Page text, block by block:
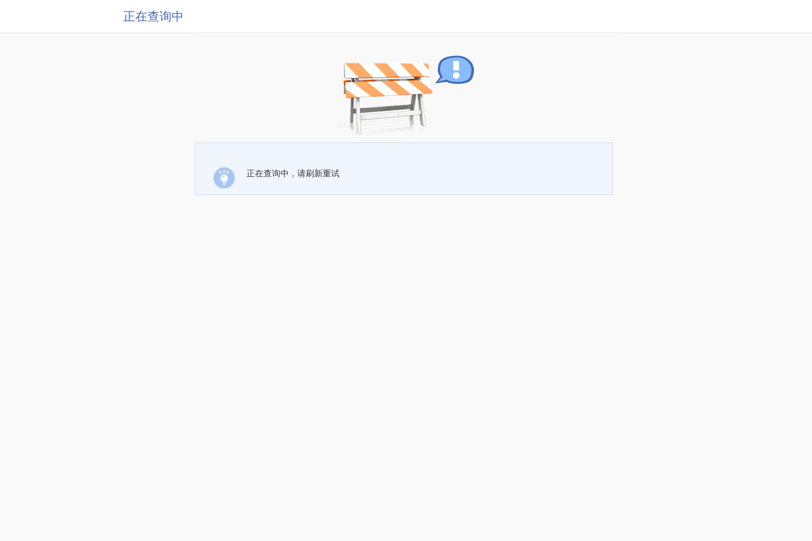
正在查询中
正在查询中，请刷新重试